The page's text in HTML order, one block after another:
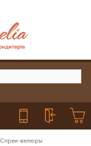
Спреи-велюры